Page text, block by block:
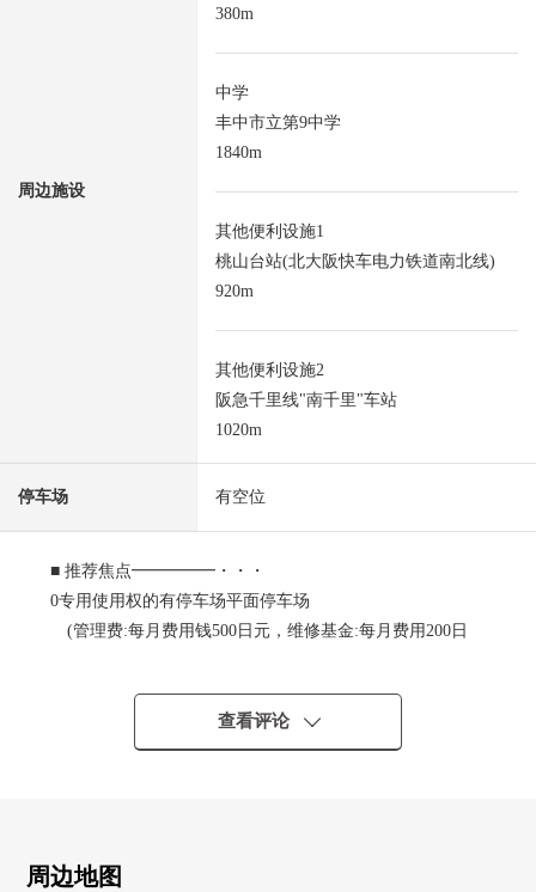
周边施设
380m
中学
丰中市立第9中学
1840m
其他便利设施1
桃山台站(北大阪快车电力铁道南北线)
920m
其他便利设施2
阪急千里线"南千里"车站
1020m
停车场 有空位
■ 推荐焦点━━━━━・・・
0专用使用权的有停车场平面停车场
(管理费:每月费用钱500日元，维修基金:每月费用200日
0 能使用2线路2车站
北大阪急行南北线"桃山台"车站步行12分钟
阪急千里线"南千里"车站步行13分钟
查看评论
周边地图